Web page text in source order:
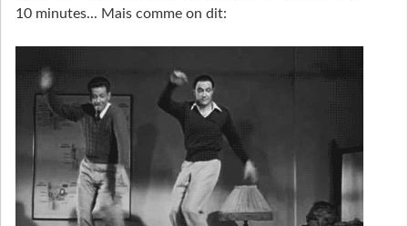
10 minutes... Mais comme on dit: